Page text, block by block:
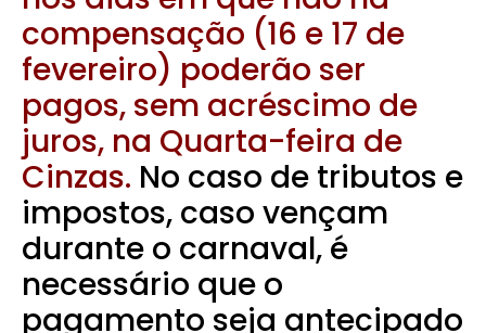
compensação (16 e 17 de
fevereiro) poderão ser
pagos, sem acréscimo de
juros, na Quarta-feira de
Cinzas. No caso de tributos e
impostos, caso vençam
durante o carnaval, é
necessário que o
pagamento seja antecipado